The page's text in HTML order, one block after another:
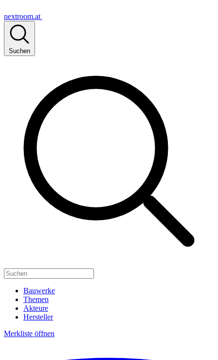
nextroom.at
Suchen
Bauwerke
Themen
Akteure
Hersteller
Merkliste öffnen